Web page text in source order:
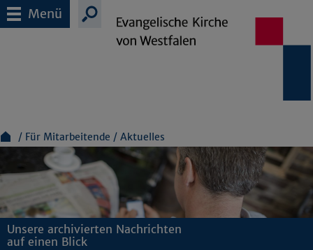
Menü
Für Mitarbeitende Aktuelles
Unsere archivierten Nachrichten
auf einen Blick